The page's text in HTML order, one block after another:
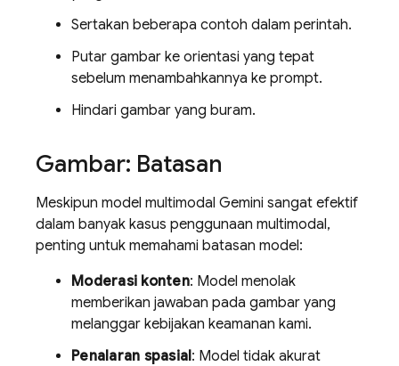
Sertakan beberapa contoh dalam perintah.
Putar gambar ke orientasi yang tepat
sebelum menambahkannya ke prompt.
Hindari gambar yang buram.
Gambar: Batasan
Meskipun model multimodal Gemini sangat efektif
dalam banyak kasus penggunaan multimodal,
penting untuk memahami batasan model:
Moderasi konten: Model menolak
memberikan jawaban pada gambar yang
melanggar kebijakan keamanan kami.
Penalaran spasial: Model tidak akurat